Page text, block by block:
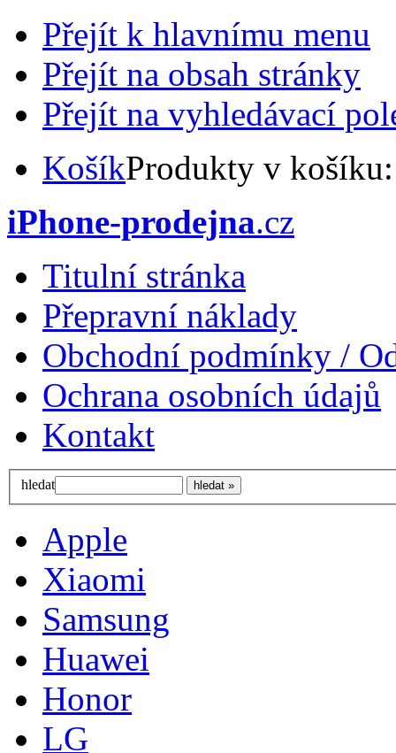
Přejít k hlavnímu menu
Přejít na obsah stránky
Přejít na vyhledávací
KošíkProdukty v
iPhone-prodejna.cz
Titulní stránka
Přepravní náklady
Obchodní podmínky /
Ochrana osobních údajů
Kontakt
hledat
Apple
Xiaomi
Samsung
Huawei
Honor
LG